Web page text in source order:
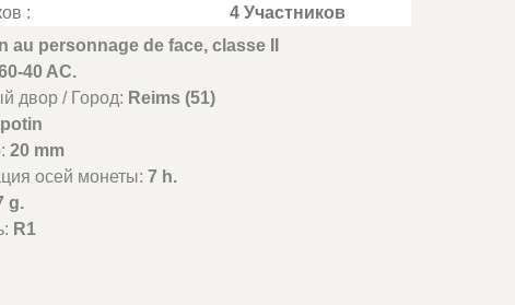
:
4 Участников
au personnage de face, classe II
40 AC.
двор / Город: Reims (51)
potin
20 mm
осей монеты:7 h.
g.
R1